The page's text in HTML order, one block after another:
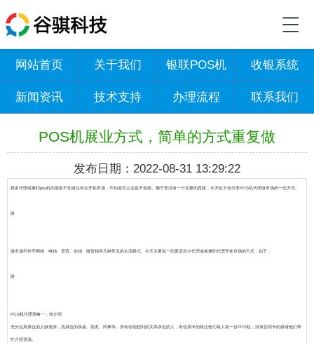
网站首页 关于我们 银联POS机 收银系统
新闻资讯 技术支持 办理流程 联系我们
POS机展业方式，简单的方式重复做
发布日期：2022-08-31 13:29:22
很多代理或兼职pos机的朋友不知道任何去开拓市场，不知道怎么去提升业绩。脑子里没有一个完整的思路，今天给大伙分享POS机代理做市场的一些方式。
路
做市场不外乎网销、电销、直营、会销、微营销等几种常见的主流模式。今天主要说一些更适合小代理或者兼职代理开拓市场的方式，如下：
路
POS机代理策略一：转介绍
充分运用身边的人脉资源，找身边的亲戚、朋友、同事等。所有你能想到的关系亲近的人，有信用卡的就让他们每人装一台POS机，没有信用卡的就请他们帮
忙介绍资源。